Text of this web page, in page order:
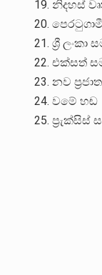
19. නිදහස්
20.
21. ශ්‍රී ලංකා
22. එක්සත්
23. නව
24. වමේ හඬ
25. ප්‍රැක්සිස්